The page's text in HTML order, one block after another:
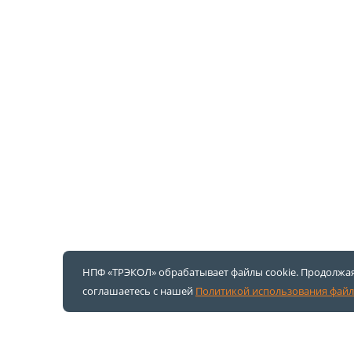
НПФ «ТРЭКОЛ» обрабатывает файлы cookie.
соглашаетесь с нашей Политикой использования